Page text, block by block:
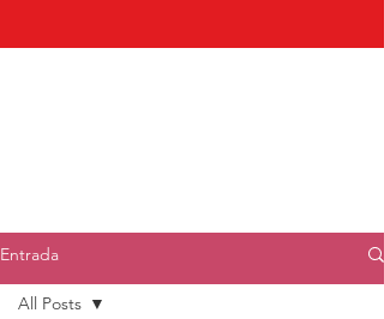
Entrada
All Posts